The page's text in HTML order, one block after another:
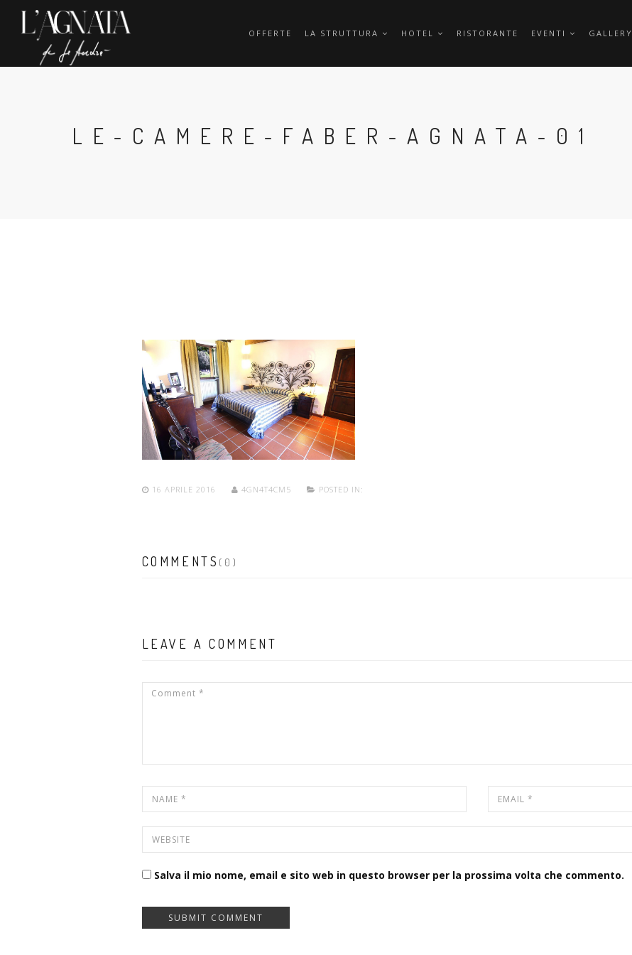
OFFERTE LA STRUTTURA HOTEL RISTORANTE EVENTI GALLERY
LE-CAMERE-FABER-AGNATA-01
16 APRILE 2016 4GN4T4CM5 POSTED IN:
COMMENTS (0)
LEAVE A COMMENT
Salva il mio nome, email e sito web in questo browser per la prossima volta che commento.